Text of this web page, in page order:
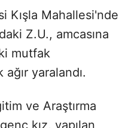
Kışla Mahallesi'nde
Z.U., amcasına
mutfak
yaralandı.
ve Araştırma
kız, yapılan